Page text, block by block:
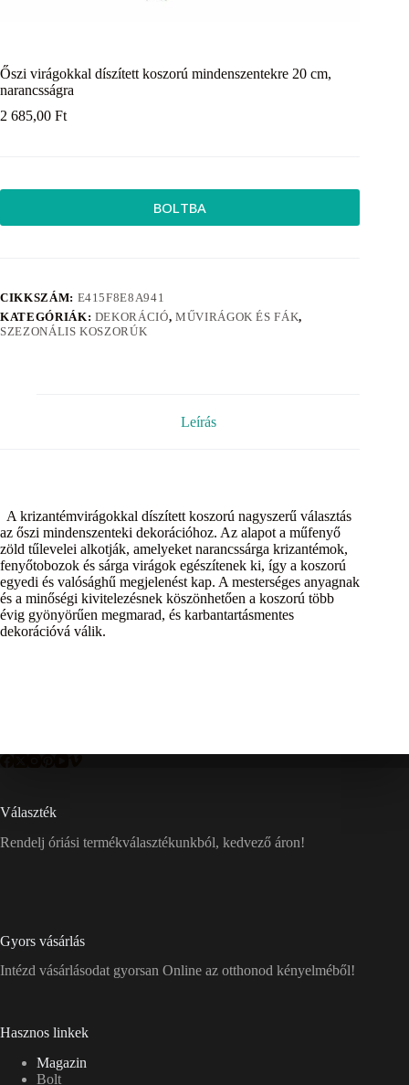
Őszi virágokkal díszített koszorú mindenszentekre 20 cm,
narancsságra
2 685,00 Ft
BOLTBA
CIKKSZÁM: E415F8E8A941
KATEGÓRIÁK: DEKORÁCIÓ, MŰVIRÁGOK ÉS FÁK,
SZEZONÁLIS KOSZORÚK
Leírás
A krizantémvirágokkal díszített koszorú nagyszerű választás
az őszi mindenszenteki dekorációhoz. Az alapot a műfenyő
zöld tűlevelei alkotják, amelyeket narancssárga krizantémok,
fenyőtobozok és sárga virágok egészítenek ki, így a koszorú
egyedi és valósághű megjelenést kap. A mesterséges anyagnak
és a minőségi kivitelezésnek köszönhetően a koszorú több
évig gyönyörűen megmarad, és karbantartásmentes
dekorációvá válik.
Választék
Rendelj óriási termékválasztékunkból, kedvező áron!
Gyors vásárlás
Intézd vásárlásodat gyorsan Online az otthonod kényelméből!
Hasznos linkek
Magazin
Bolt